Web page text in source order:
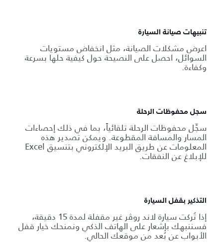
تنبيهات صيانة السيارة
اعرض مشكلات الصيانة، مثل انخفاض مستويات
السوائل، احصل على النصيحة حول كيفية حلها بسرعة
وكفاءة.
سجل محفوظات الرحلة
سجِّل محفوظات الرحلة تلقائياً، بما في ذلك إحصاءات
المسار والمسافة المقطوعة. ويمكن تصدير هذه
المعلومات عن طريق البريد الإلكتروني بتنسيق Excel
للإبلاغ عن النفقات.
التذكير بقفل السيارة
إذا تُركت سيارة لاند روڤر غير مقفلة لمدة 15 دقيقة،
فسننبهك بإشعار على الهاتف الذكي ونمنحك خيار قفل
الأبواب عن بُعد من موقعك الحالي.